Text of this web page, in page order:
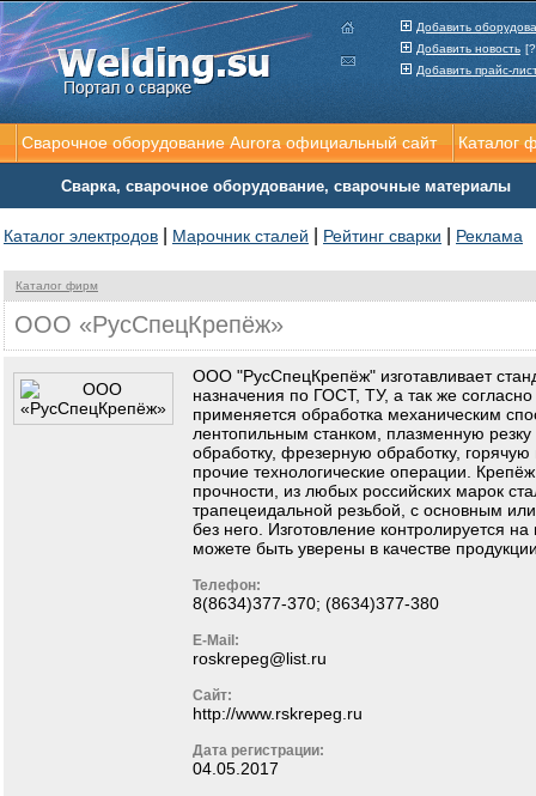
Каталог фирм
ООО «РусСпецКрепёж»
ООО "РусСпецКрепёж" изготавливает
назначения по ГОСТ, ТУ, а так же
применяется обработка механическим
лентопильным станком, плазменную
обработку, фрезерную обработку,
прочие технологические операции.
прочности, из любых российских марок
трапецеидальной резьбой, с основным
без него. Изготовление контролируется
можете быть уверены в качестве
Телефон:
8(8634)377-370; (8634)377-380
E-Mail:
roskrepeg@list.ru
Сайт:
http://www.rskrepeg.ru
Дата регистрации:
04.05.2017
Сварочное оборудование Aurora официальный сайт Каталог
Сварка, сварочное оборудование, сварочные материалы
Каталог электродов Марочник сталей Рейтинг сварки Реклама
Добавить
Добавить новость
Добавить прайс-